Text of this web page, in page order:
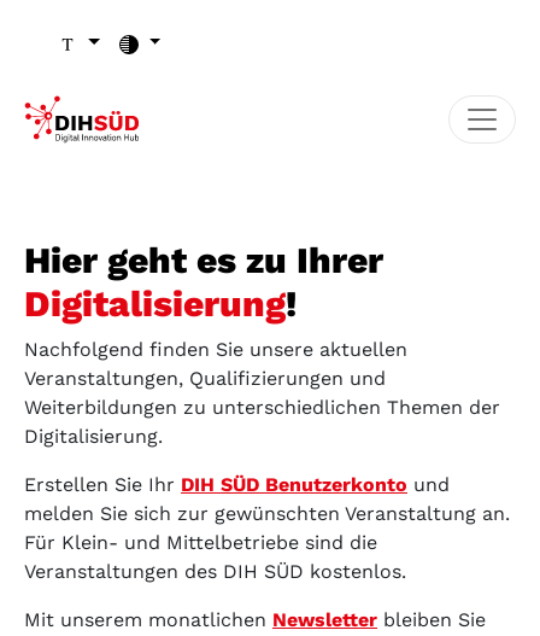
Hier geht es zu Ihrer
Digitalisierung!
Nachfolgend finden Sie unsere aktuellen
Veranstaltungen, Qualifizierungen und
Weiterbildungen zu unterschiedlichen Themen der
Digitalisierung.
Erstellen Sie Ihr DIH SÜD Benutzerkonto und
melden Sie sich zur gewünschten Veranstaltung an.
Für Klein- und Mittelbetriebe sind die
Veranstaltungen des DIH SÜD kostenlos.
Mit unserem monatlichen Newsletter bleiben Sie